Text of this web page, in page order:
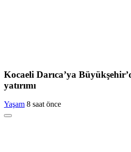
Kocaeli Darıca’ya
yatırımı
Yaşam 8 saat önce